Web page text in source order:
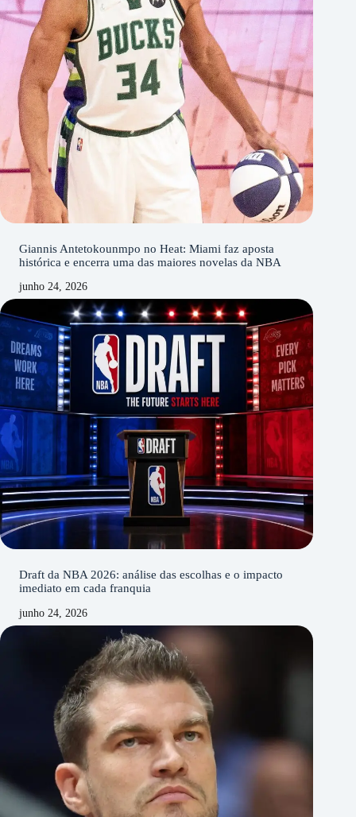
Giannis Antetokounmpo no Heat: Miami faz aposta
histórica e encerra uma das maiores novelas da NBA
junho 24, 2026
Draft da NBA 2026: análise das escolhas e o impacto
imediato em cada franquia
junho 24, 2026